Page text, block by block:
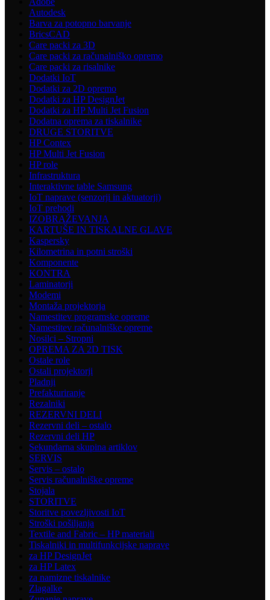
Autodesk
Barva za potopno barvanje
BricsCAD
Care packi za 3D
Care packi za računalniško opremo
Care packi za risalnike
Dodatki IoT
Dodatki za 2D opremo
Dodatki za HP DesignJet
Dodatki za HP Multi Jet Fusion
Dodatna oprema za tiskalnike
DRUGE STORITVE
HP Contex
HP Multi Jet Fusion
HP role
Infrastruktura
Interaktivne table Samsung
IoT naprave (senzorji in aktuatorji)
IoT prehodi
IZOBRAŽEVANJA
KARTUŠE IN TISKALNE GLAVE
Kaspersky
Kilometrina in potni stroški
Komponente
KONTRA
Laminatorji
Modemi
Montaža projektorja
Namestitev programske opreme
Namestitev računalniške opreme
Nosilci – Stropni
OPREMA ZA 2D TISK
Ostale role
Ostali projektorji
Pladnji
Prefakturiranje
Rezalniki
REZERVNI DELI
Rezervni deli – ostalo
Rezervni deli HP
Sekundarna skupina artiklov
SERVIS
Servis – ostalo
Servis računalniške opreme
Stojala
STORITVE
Storitve povezljivosti IoT
Stroški pošiljanja
Textile and Fabric – HP materiali
Tiskalniki in multifunkcijske naprave
za HP DesignJet
za HP Latex
za namizne tiskalnike
Zlagalke